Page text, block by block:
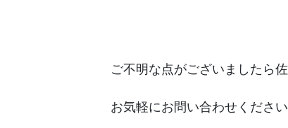
ご不明な点がございましたら
お気軽にお問い合わせください